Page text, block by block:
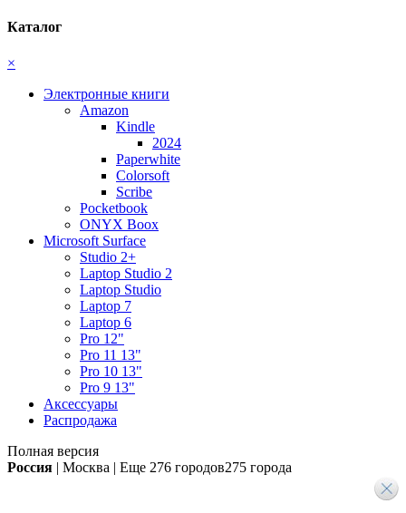
Каталог
×
Электронные книги
Amazon
Kindle
2024
Paperwhite
Colorsoft
Scribe
Pocketbook
ONYX Boox
Microsoft Surface
Studio 2+
Laptop Studio 2
Laptop Studio
Laptop 7
Laptop 6
Pro 12"
Pro 11 13"
Pro 10 13"
Pro 9 13"
Аксессуары
Распродажа
Полная версия
Россия | Москва | Еще 276 городов275 города